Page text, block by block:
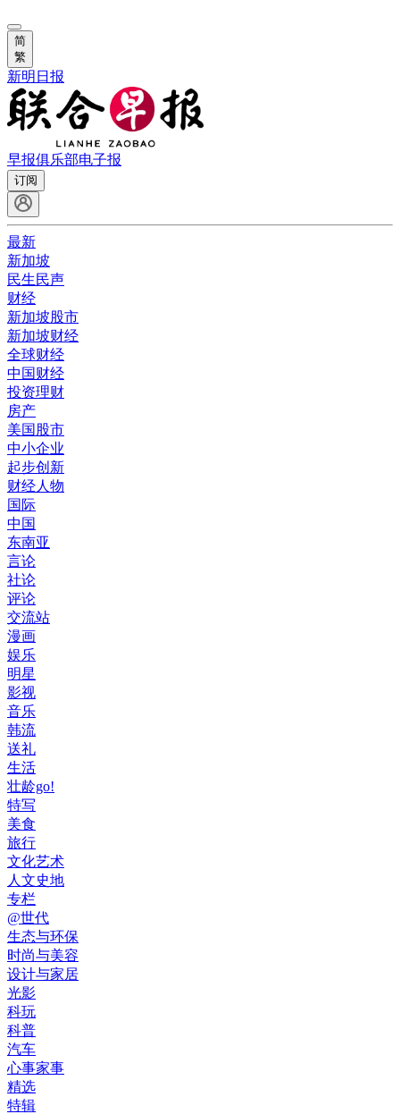
简
繁
新明日报
早报俱乐部电子报
订阅
最新
新加坡
民生民声
财经
新加坡股市
新加坡财经
全球财经
中国财经
投资理财
房产
美国股市
中小企业
起步创新
财经人物
国际
中国
东南亚
言论
社论
评论
交流站
漫画
娱乐
明星
影视
音乐
韩流
送礼
生活
壮龄go!
特写
美食
旅行
文化艺术
人文史地
专栏
@世代
生态与环保
时尚与美容
设计与家居
光影
科玩
科普
汽车
心事家事
精选
特辑